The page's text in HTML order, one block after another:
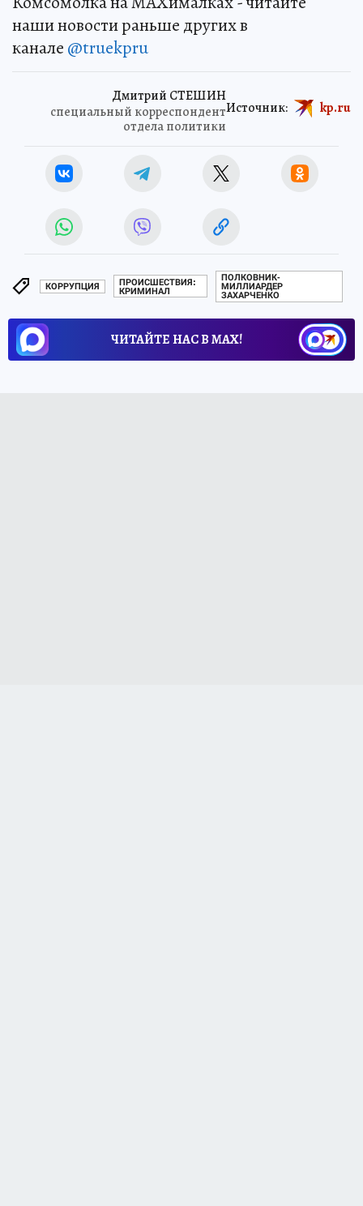
наши новости раньше других в
канале @truekpru
Дмитрий СТЕШИН
специальный корреспондент
отдела политики
Источник: kp.ru
КОРРУПЦИЯ
ПРОИСШЕСТВИЯ:
КРИМИНАЛ
ПОЛКОВНИК-
МИЛЛИАРДЕР
ЗАХАРЧЕНКО
ЧИТАЙТЕ НАС В МАХ!